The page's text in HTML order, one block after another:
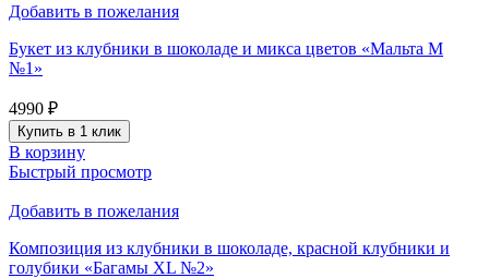
Добавить в пожелания
Букет из клубники в шоколаде и микса цветов «Мальта М
№1»
4990 ₽
Купить в 1 клик
В корзину
Быстрый просмотр
Добавить в пожелания
Композиция из клубники в шоколаде, красной клубники и
голубики «Багамы XL №2»